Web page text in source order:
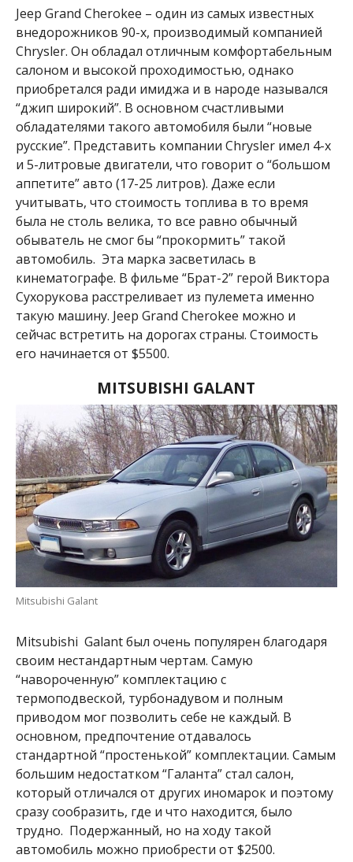
Jeep Grand Cherokee – один из самых известных
внедорожников 90-х, производимый компанией
Chrysler. Он обладал отличным комфортабельным
салоном и высокой проходимостью, однако
приобретался ради имиджа и в народе назывался
“джип широкий”. В основном счастливыми
обладателями такого автомобиля были “новые
русские”. Представить компании Chrysler имел 4-х
и 5-литровые двигатели, что говорит о “большом
аппетите” авто (17-25 литров). Даже если
учитывать, что стоимость топлива в то время
была не столь велика, то все равно обычный
обыватель не смог бы “прокормить” такой
автомобиль. Эта марка засветилась в
кинематографе. В фильме “Брат-2” герой Виктора
Сухорукова расстреливает из пулемета именно
такую машину. Jeep Grand Cherokee можно и
сейчас встретить на дорогах страны. Стоимость
его начинается от $5500.
MITSUBISHI GALANT
Mitsubishi Galant
Mitsubishi Galant был очень популярен благодаря
своим нестандартным чертам. Самую
“навороченную” комплектацию с
термоподвеской, турбонадувом и полным
приводом мог позволить себе не каждый. В
основном, предпочтение отдавалось
стандартной “простенькой” комплектации. Самым
большим недостатком “Галанта” стал салон,
который отличался от других иномарок и поэтому
сразу сообразить, где и что находится, было
трудно. Подержанный, но на ходу такой
автомобиль можно приобрести от $2500.